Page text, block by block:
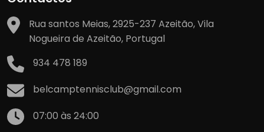
Rua santos Meias, 2925-237 Azeitão, Vila
Nogueira de Azeitão, Portugal
934 478 189
belcamptennisclub@gmail.com
07:00 às 24:00